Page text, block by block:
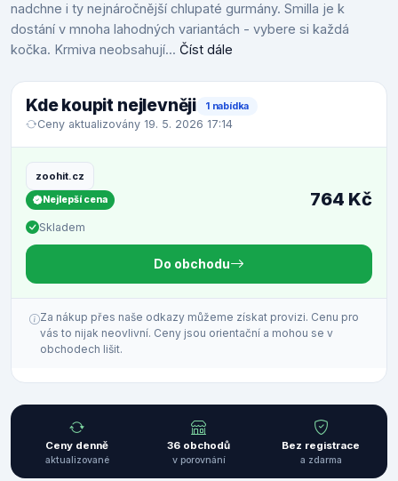
nadchne i ty nejnáročnější chlupaté gurmány. Smilla je k
dostání v mnoha lahodných variantách - vybere si každá
kočka. Krmiva neobsahují... Číst dále
Kde koupit nejlevněji 1 nabídka
Ceny aktualizovány 19. 5. 2026 17:14
zoohit.cz
Nejlepší cena
Skladem
764 Kč
Do obchodu
Za nákup přes naše odkazy můžeme získat provizi. Cenu pro
vás to nijak neovlivní. Ceny jsou orientační a mohou se v
obchodech lišit.
Ceny denně
aktualizované
36 obchodů
v porovnání
Bez registrace
a zdarma